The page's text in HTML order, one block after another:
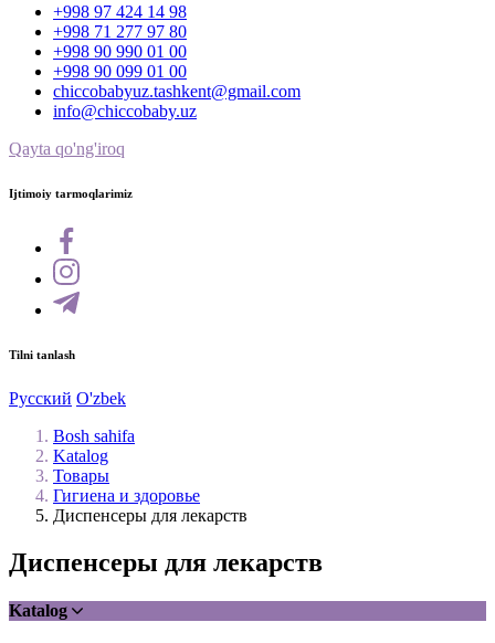
+998 97 424 14 98
+998 71 277 97 80
+998 90 990 01 00
+998 90 099 01 00
chiccobabyuz.tashkent@gmail.com
info@chiccobaby.uz
Qayta qo'ng'iroq
Ijtimoiy tarmoqlarimiz
Tilni tanlash
Русский O'zbek
Bosh sahifa
Katalog
Товары
Гигиена и здоровье
Диспенсеры для лекарств
Диспенсеры для лекарств
Katalog